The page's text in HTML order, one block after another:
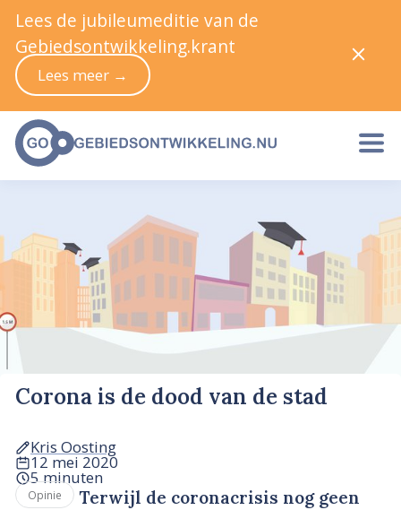
Corona is de dood van de stad
Kris Oosting
12 mei 2020
5 minuten
Opinie
Terwijl de coronacrisis nog geen
Lees de jubileumeditie van de
Gebiedsontwikkeling.krant
Lees meer →